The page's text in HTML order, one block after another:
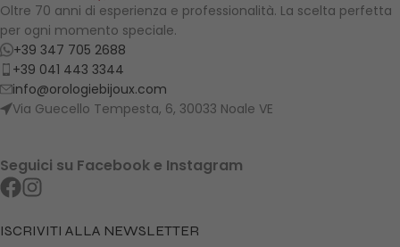
Oltre 70 anni di esperienza e professionalità. La scelta perfetta
per ogni momento speciale.
+39 347 705 2688
+39 041 443 3344
info@orologiebijoux.com
Via Guecello Tempesta, 6, 30033 Noale VE
Seguici su Facebook e Instagram
ISCRIVITI ALLA NEWSLETTER